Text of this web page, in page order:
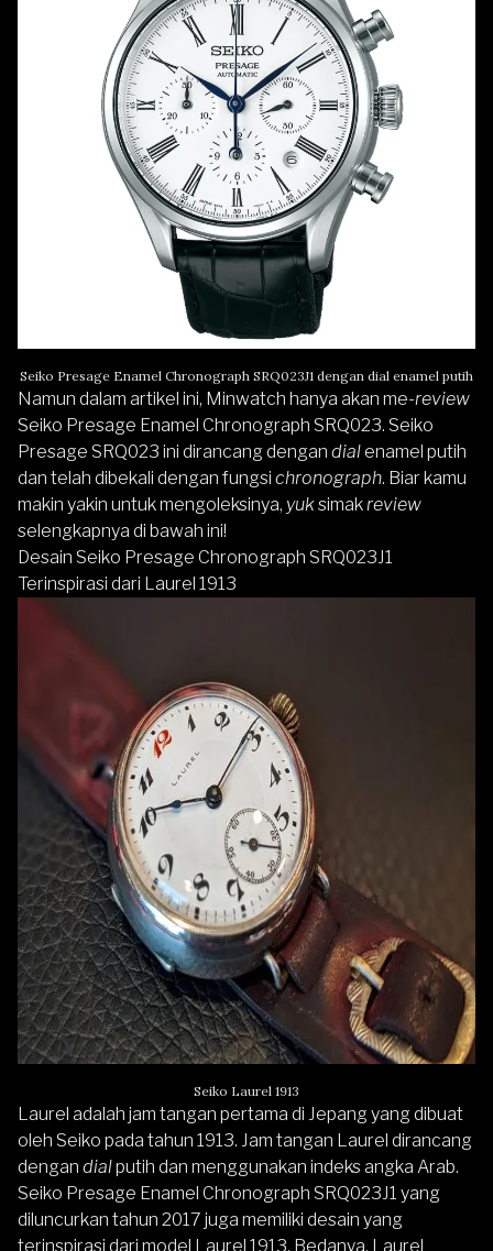
Seiko Presage Enamel Chronograph SRQ023J1 dengan dial enamel putih
Namun dalam artikel ini, Minwatch hanya akan me-review
Seiko Presage Enamel Chronograph SRQ023. Seiko
Presage SRQ023 ini dirancang dengan dialenamel putih
dan telah dibekali dengan fungsi chronograph. Biar kamu
makin yakin untuk mengoleksinya, yuksimakreview
selengkapnya di bawah ini!
Desain Seiko Presage Chronograph SRQ023J1
Terinspirasi dari Laurel 1913
Seiko Laurel 1913
Laurel adalah jam tangan pertama di Jepang yang dibuat
oleh Seiko pada tahun 1913. Jam tangan Laurel dirancang
dengan dialputih dan menggunakan indeks angka Arab.
Seiko Presage Enamel Chronograph SRQ023J1 yang
diluncurkan tahun 2017 juga memiliki desain yang
terinspirasi dari model Laurel 1913. Bedanya, Laurel